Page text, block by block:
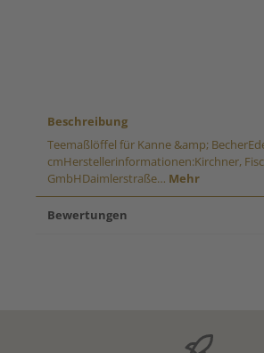
Beschreibung
Teemaßlöffel für Kanne &amp;
cmHerstellerinformationen:Kirchner,
GmbHDaimlerstraße… Mehr
Bewertungen